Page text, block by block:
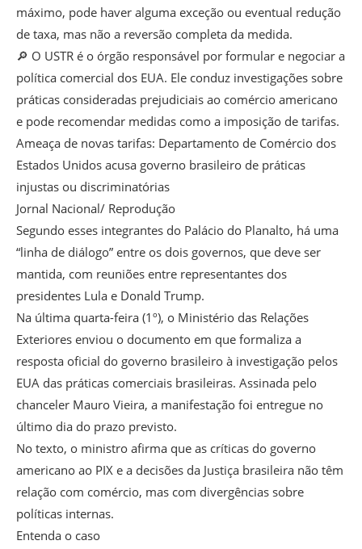
máximo, pode haver alguma exceção ou eventual redução
de taxa, mas não a reversão completa da medida.
🔎 O USTR é o órgão responsável por formular e negociar a
política comercial dos EUA. Ele conduz investigações sobre
práticas consideradas prejudiciais ao comércio americano
e pode recomendar medidas como a imposição de tarifas.
Ameaça de novas tarifas: Departamento de Comércio dos
Estados Unidos acusa governo brasileiro de práticas
injustas ou discriminatórias
Jornal Nacional/ Reprodução
Segundo esses integrantes do Palácio do Planalto, há uma
“linha de diálogo” entre os dois governos, que deve ser
mantida, com reuniões entre representantes dos
presidentes Lula e Donald Trump.
Na última quarta-feira (1º), o Ministério das Relações
Exteriores enviou o documento em que formaliza a
resposta oficial do governo brasileiro à investigação pelos
EUA das práticas comerciais brasileiras. Assinada pelo
chanceler Mauro Vieira, a manifestação foi entregue no
último dia do prazo previsto.
No texto, o ministro afirma que as críticas do governo
americano ao PIX e a decisões da Justiça brasileira não têm
relação com comércio, mas com divergências sobre
políticas internas.
Entenda o caso